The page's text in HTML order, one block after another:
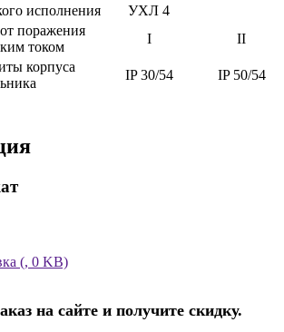
исполнения
УХЛ 4
поражения
током
I
II
корпуса
IP 30/54 IP 50/54
(, 0 KB)
на сайте и получите скидку.